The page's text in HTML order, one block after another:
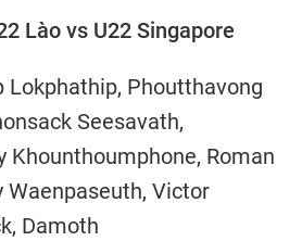
Lào vs U22 Singapore
Lokphathip, Phoutthavong
Seesavath,
Khounthoumphone, Roman
Waenpaseuth, Victor
Damoth